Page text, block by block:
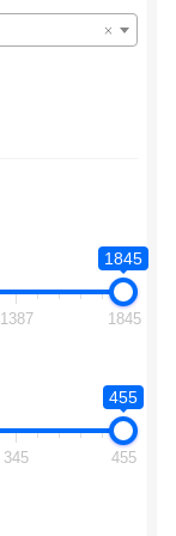
×
1845
1387 1845
455
345 455